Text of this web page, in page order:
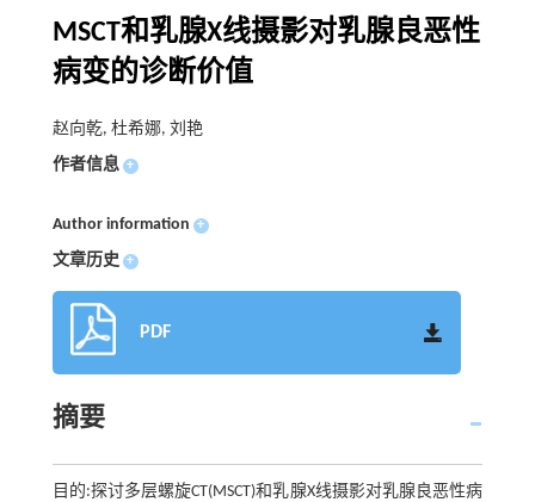
MSCT和乳腺X线摄影对乳腺良恶性
病变的诊断价值
赵向乾, 杜希娜, 刘艳
作者信息 +
Author information +
文章历史 +
PDF
摘要
目的:探讨多层螺旋CT(MSCT)和乳腺X线摄影对乳腺良恶性病